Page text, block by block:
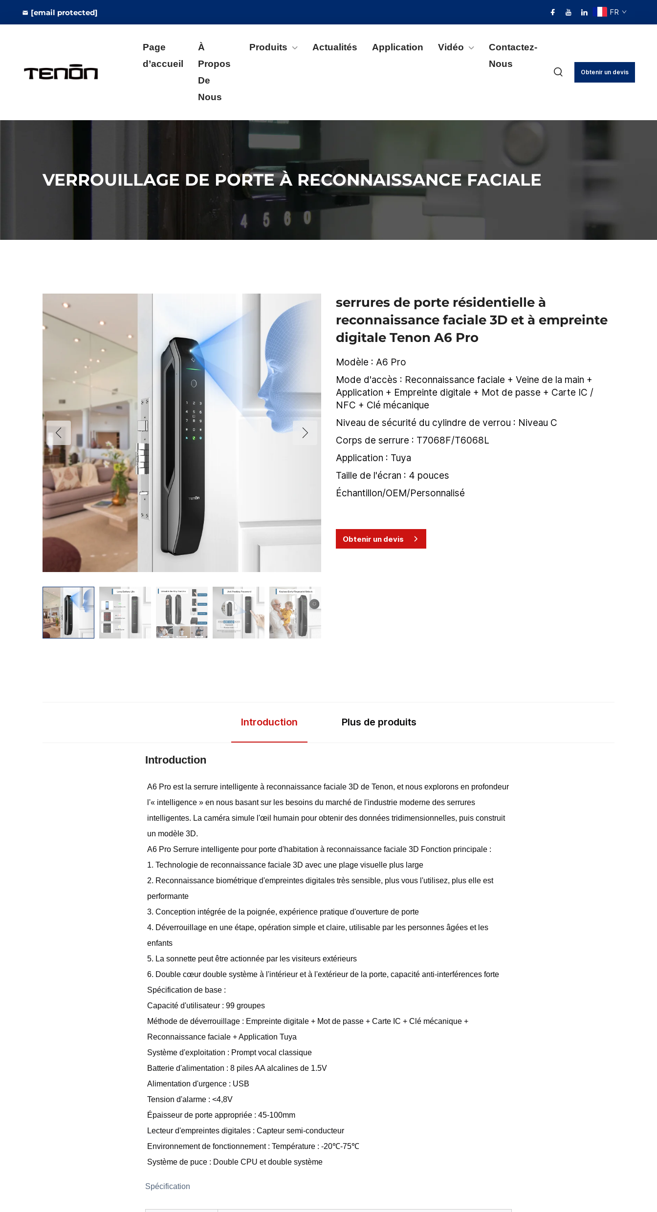
[email protected] FR
Page
d’accueil
À
Propos
De
Nous
Produits Actualités Application Vidéo
Contactez-
Nous
Obtenir un devis
VERROUILLAGE DE PORTE À RECONNAISSANCE FACIALE
serrures de porte résidentielle à
reconnaissance faciale 3D et à empreinte
digitale Tenon A6 Pro
Modèle : A6 Pro
Mode d'accès : Reconnaissance faciale + Veine de la main +
Application + Empreinte digitale + Mot de passe + Carte IC /
NFC + Clé mécanique
Niveau de sécurité du cylindre de verrou : Niveau C
Corps de serrure : T7068F/T6068L
Application : Tuya
Taille de l'écran : 4 pouces
Échantillon/OEM/Personnalisé
Obtenir un devis
Introduction Plus de produits
Introduction
A6 Pro est la serrure intelligente à reconnaissance faciale 3D de Tenon, et nous explorons en profondeur
l'« intelligence » en nous basant sur les besoins du marché de l'industrie moderne des serrures
intelligentes. La caméra simule l'œil humain pour obtenir des données tridimensionnelles, puis construit
un modèle 3D.
A6 Pro Serrure intelligente pour porte d'habitation à reconnaissance faciale 3D Fonction principale :
1. Technologie de reconnaissance faciale 3D avec une plage visuelle plus large
2. Reconnaissance biométrique d'empreintes digitales très sensible, plus vous l'utilisez, plus elle est
performante
3. Conception intégrée de la poignée, expérience pratique d'ouverture de porte
4. Déverrouillage en une étape, opération simple et claire, utilisable par les personnes âgées et les
enfants
5. La sonnette peut être actionnée par les visiteurs extérieurs
6. Double cœur double système à l'intérieur et à l'extérieur de la porte, capacité anti-interférences forte
Spécification de base :
Capacité d'utilisateur : 99 groupes
Méthode de déverrouillage : Empreinte digitale + Mot de passe + Carte IC + Clé mécanique +
Reconnaissance faciale + Application Tuya
Système d'exploitation : Prompt vocal classique
Batterie d'alimentation : 8 piles AA alcalines de 1.5V
Alimentation d'urgence : USB
Tension d'alarme : <4,8V
Épaisseur de porte appropriée : 45-100mm
Lecteur d'empreintes digitales : Capteur semi-conducteur
Environnement de fonctionnement : Température : -20℃-75℃
Système de puce : Double CPU et double système
Spécification